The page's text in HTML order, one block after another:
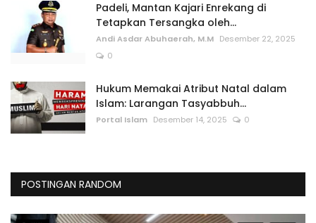
Padeli, Mantan Kajari Enrekang di
Tetapkan Tersangka oleh...
Andi Asdar Abuhaerah, M.M Desember 22, 2025
0
Hukum Memakai Atribut Natal dalam
Islam: Larangan Tasyabbuh...
Portal Islam Desember 14, 2025 0
POSTINGAN RANDOM